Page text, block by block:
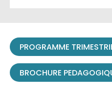
PROGRAMME
BROCHURE